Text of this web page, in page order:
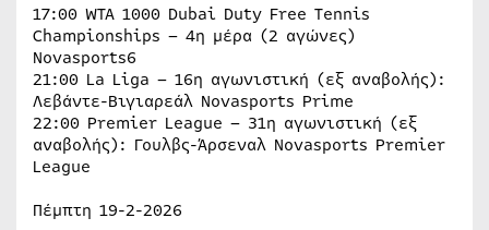
17:00 WTA 1000 Dubai Duty Free Tennis
Championships – 4η μέρα (2 αγώνες)
Novasports6
21:00 La Liga – 16η αγωνιστική (εξ αναβολής):
Λεβάντε-Βιγιαρεάλ Novasports Prime
22:00 Premier League – 31η αγωνιστική (εξ
αναβολής): Γουλβς-Άρσεναλ Novasports Premier
League
Πέμπτη 19-2-2026